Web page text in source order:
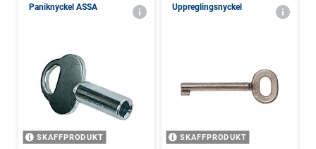
Paniknyckel ASSA
SKAFFPRODUKT
Uppreglingsnyckel
SKAFFPRODUKT